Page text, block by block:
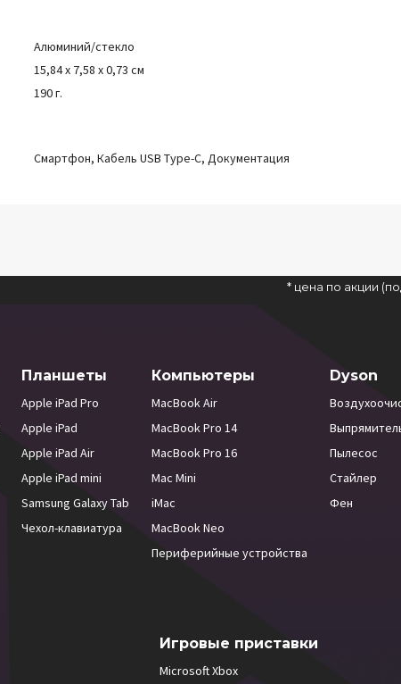
Алюминий/стекло
15,84 x 7,58 x 0,73 см
190 г.
Смартфон, Кабель USB Type-C, Документация
* цена по акции
Планшеты
Apple iPad Pro
Apple iPad
Apple iPad Air
Apple iPad mini
Samsung Galaxy Tab
Чехол-клавиатура
Компьютеры
MacBook Air
MacBook Pro 14
MacBook Pro 16
Mac Mini
iMac
MacBook Neo
Периферийные устройства
Dyson
Пылесос
Стайлер
Фен
Игровые приставки
Microsoft Xbox